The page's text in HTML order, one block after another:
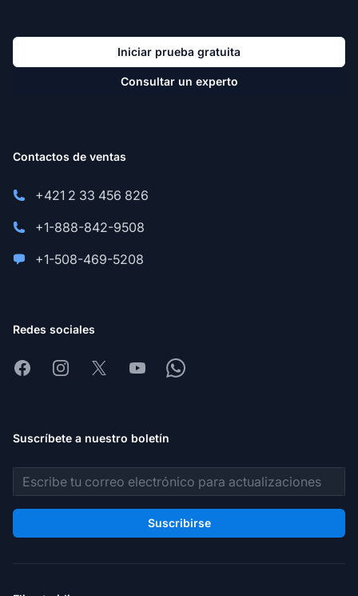
Iniciar prueba gratuita
Consultar un experto
Contactos de ventas
+421 2 33 456 826
+1-888-842-9508
+1-508-469-5208
Redes sociales
FacebookInstagram
X YoutubeWhatsapp
Suscríbete a nuestro boletín
Dirección de correo electrónico
Suscribirse